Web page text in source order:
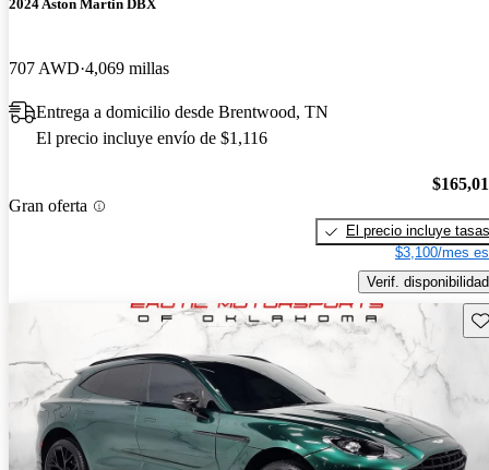
2024 Aston Martin DBX
707 AWD 4,069 millas
Entrega a domicilio desde Brentwood, TN
El precio incluye envío de $1,116
Gran oferta
El precio incluye tasas
$3,100/mes
Verif. disponibilidad